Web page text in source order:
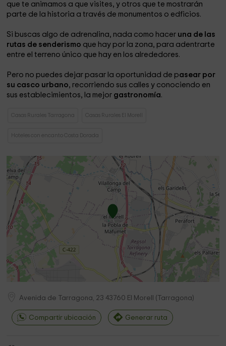
que te animamos a que visites, y otros que te mostrarán
parte de la historia a través de monumentos o edficios.
Si buscas algo de adrenalina, nada como hacer una de las
rutas de senderismo que hay por la zona, para adentrarte
entre el terreno único que hay en los alrededores.
Pero no puedes dejar pasar la oportunidad de pasear por
su casco urbano, recorriendo sus calles y conociendo en
sus establecimientos, la mejor gastronomía.
Casas Rurales Tarragona Casas Rurales El Morell
Hoteles con encanto Costa Dorada
Avenida de Tarragona, 23 43760 El Morell ( Tarragona)
Compartir ubicación Generar ruta